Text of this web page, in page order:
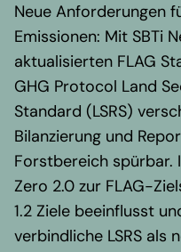
Akademie
Wissen & Aktuelles
Content Hub
Branchennews
Newsletter
Kontakt
Neue Anforderungen
Emissionen: Mit SBTi
aktualisierten FLAG
GHG Protocol Land
Standard (LSRS)
Bilanzierung und
Forstbereich spürbar.
Zero 2.0 zur FLAG-
1.2 Ziele beeinflusst
verbindliche LSRS als